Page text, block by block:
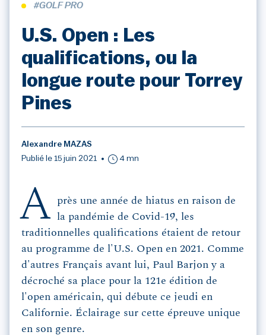
#GOLF PRO
U.S. Open : Les
qualifications, ou la
longue route pour Torrey
Pines
Alexandre MAZAS
Publié le 15 juin 2021
4 mn
A
près une année de hiatus en raison de
la pandémie de Covid-19, les
traditionnelles qualifications étaient de retour
au programme de l'U.S. Open en 2021. Comme
d'autres Français avant lui, Paul Barjon y a
décroché sa place pour la 121e édition de
l'open américain, qui débute ce jeudi en
Californie. Éclairage sur cette épreuve unique
en son genre.